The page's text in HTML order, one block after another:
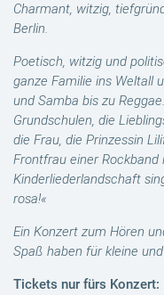
Charmant, witzig,
Berlin.
Poetisch, witzig und
ganze Familie ins Weltall
und Samba bis zu
Grundschulen, die
die Frau, die Prinzessin
Frontfrau einer
Kinderliederlandschaft
rosa!«
Ein Konzert zum Hören
Spaß haben für kleine
Tickets nur fürs Konzert: